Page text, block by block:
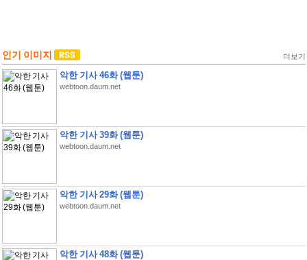
인기 이미지 더보기
악한 기사 46화 (웹툰)
webtoon.daum.net
악한 기사 39화 (웹툰)
webtoon.daum.net
악한 기사 29화 (웹툰)
webtoon.daum.net
악한 기사 48화 (웹툰)